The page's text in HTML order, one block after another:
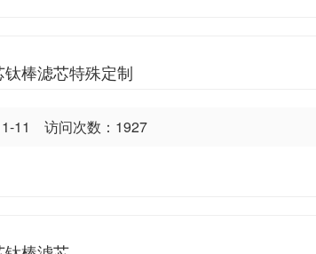
棒滤芯特殊定制
11 访问次数：1927